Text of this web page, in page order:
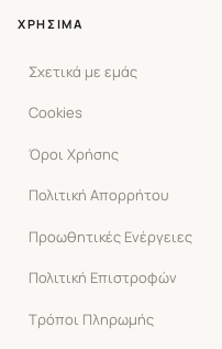
ΧΡΉΣΙΜΑ
Σχετικά με εμάς
Cookies
Όροι Χρήσης
Πολιτική Απορρήτου
Προωθητικές Ενέργειες
Πολιτική Επιστροφών
Τρόποι Πληρωμής